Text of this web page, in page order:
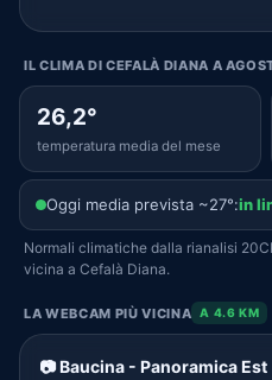
IL CLIMA DI CEFALÀ DIANA A
26,2°
temperatura media del mese
Oggi media prevista ~27°:in
Normali climatiche dalla rianalisi
vicina a Cefalà Diana.
LA WEBCAM PIÙ VICINA A 4.6 KM
📷 Baucina - Panoramica Est